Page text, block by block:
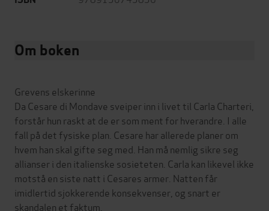
Om boken
Grevens elskerinne
Da Cesare di Mondave sveiper inn i livet til Carla Charteri,
forstår hun raskt at de er som ment for hverandre. I alle
fall på det fysiske plan. Cesare har allerede planer om
hvem han skal gifte seg med. Han må nemlig sikre seg
allianser i den italienske sosieteten. Carla kan likevel ikke
motstå en siste natt i Cesares armer. Natten får
imidlertid sjokkerende konsekvenser, og snart er
skandalen et faktum.